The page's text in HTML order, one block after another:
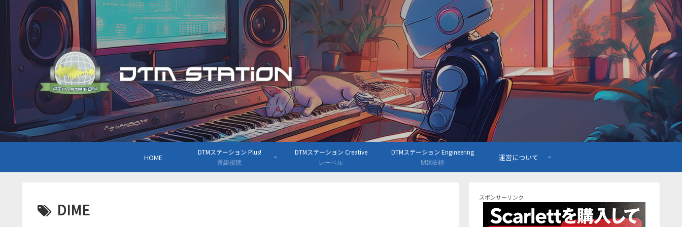
HOME
DTMステーション Plus!
番組視聴
DTMステーション Creative
レーベル
DTMステーション Engineering
MIX依頼
運営について
DIME
スポンサーリンク